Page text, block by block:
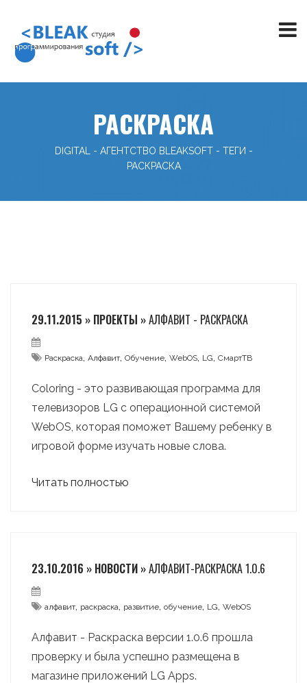
РАСКРАСКА
DIGITAL - АГЕНТСТВО BLEAKSOFT - ТЕГИ -
РАСКРАСКА
29.11.2015 » ПРОЕКТЫ »АЛФАВИТ - РАСКРАСКА
Раскраска, Алфавит, Обучение, WebOS, LG, СмартТВ
Coloring - это развивающая программа для
телевизоров LG с операционной системой
WebOS, которая поможет Вашему ребенку в
игровой форме изучать новые слова.
Читать полностью
23.10.2016 » НОВОСТИ »АЛФАВИТ-РАСКРАСКА 1.0.6
алфавит, раскраска, развитие, обучение, LG, WebOS
Алфавит - Раскраска версии 1.0.6 прошла
проверку и была успешно размещена в
магазине приложений LG Apps.